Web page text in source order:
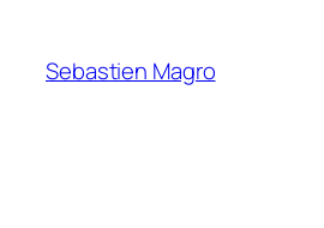
content
Sebastien Magro